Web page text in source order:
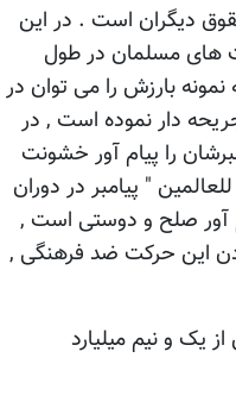
دیگران است . در این
های مسلمان در طول
بارزش را می توان در
دار نموده است , در
را پیام آور خشونت
" پیامبر در دوران
آور صلح و دوستی است ,
این حرکت ضد فرهنگی ,
یک و نیم میلیارد